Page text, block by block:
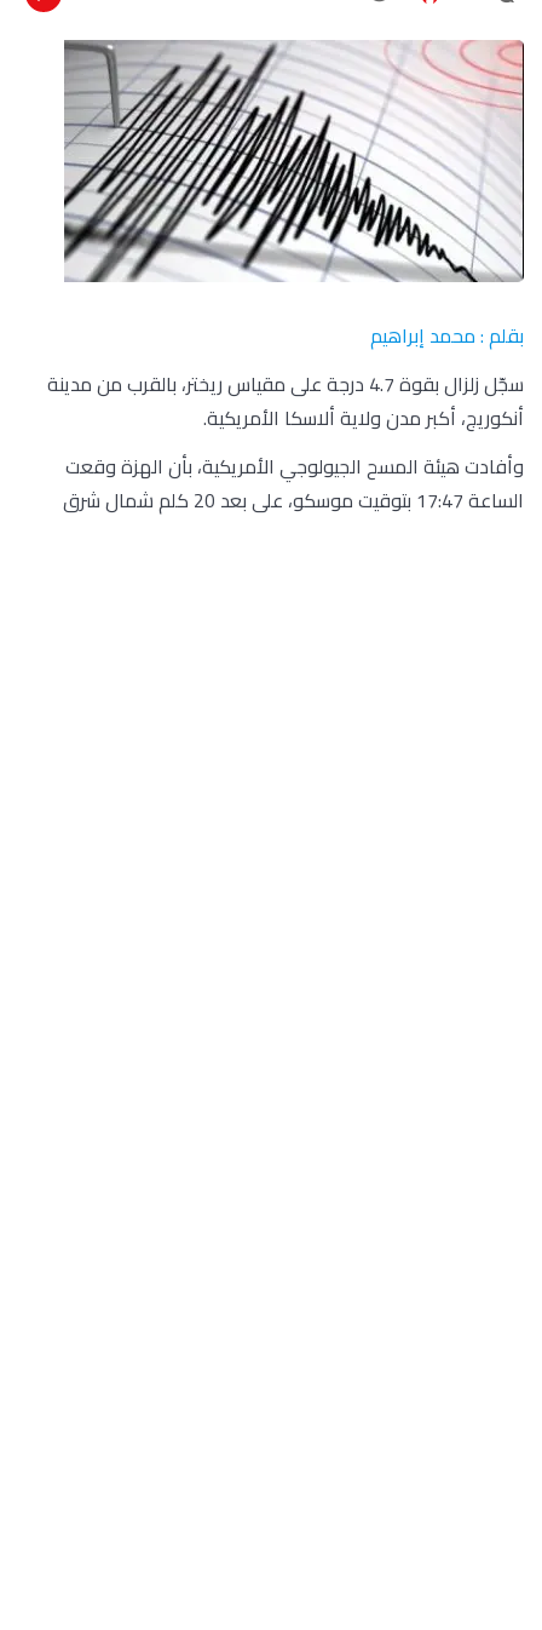
بقلم : محمد إبراهيم
سجّل زلزال بقوة 4.7 درجة على مقياس ريختر، بالقرب من مدينة
أنكوريج، أكبر مدن ولاية ألاسكا الأمريكية.
وأفادت هيئة المسح الجيولوجي الأمريكية، بأن الهزة وقعت
الساعة 17:47 بتوقيت موسكو، على بعد 20 كلم شمال شرق